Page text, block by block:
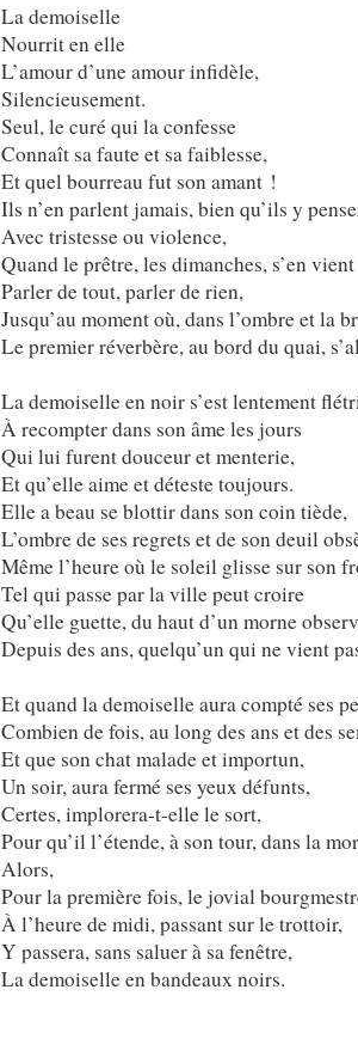
La demoiselle
Nourrit en elle
L’amour d’une amour infidèle,
Silencieusement.
Seul, le curé qui la confesse
Connaît sa faute et sa faiblesse,
Et quel bourreau fut son amant !
Ils n’en parlent jamais, bien qu’ils y
Avec tristesse ou violence,
Quand le prêtre, les dimanches, s’en vient
Parler de tout, parler de rien,
Jusqu’au moment où, dans l’ombre et la
Le premier réverbère, au bord du quai,
La demoiselle en noir s’est lentement
À recompter dans son âme les jours
Qui lui furent douceur et menterie,
Et qu’elle aime et déteste toujours.
Elle a beau se blottir dans son coin tiède,
L’ombre de ses regrets et de son deuil
Même l’heure où le soleil glisse sur son
Tel qui passe par la ville peut croire
Qu’elle guette, du haut d’un morne
Depuis des ans, quelqu’un qui ne vient
Et quand la demoiselle aura compté ses
Combien de fois, au long des ans et des
Et que son chat malade et importun,
Un soir, aura fermé ses yeux défunts,
Certes, implorera-t-elle le sort,
Pour qu’il l’étende, à son tour, dans la
Alors,
Pour la première fois, le jovial
À l’heure de midi, passant sur le trottoir,
Y passera, sans saluer à sa fenêtre,
La demoiselle en bandeaux noirs.